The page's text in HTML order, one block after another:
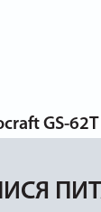
GS-